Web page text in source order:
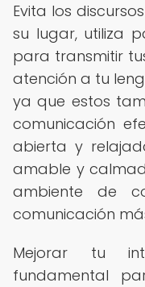
Evita los
su lugar, utiliza
para transmitir
atención a tu
ya que estos
comunicación
abierta y
amable y
ambiente de
comunicación
Mejorar tu
fundamental